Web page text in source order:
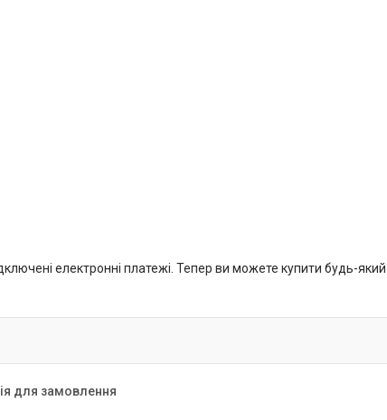
електронні платежі. Тепер ви можете купити будь-
для замовлення